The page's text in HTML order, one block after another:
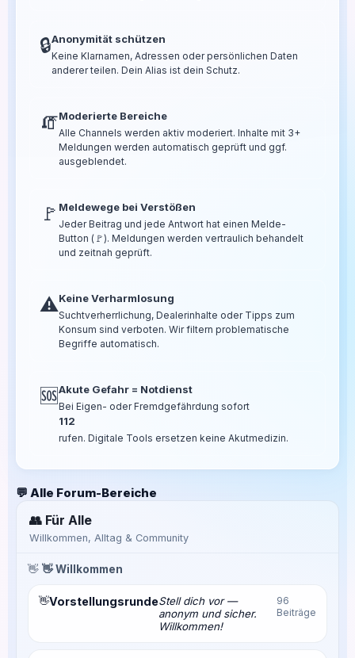
🔒Anonymität schützen
Keine Klarnamen, Adressen oder persönlichen Daten
anderer teilen. Dein Alias ist dein Schutz.
🧯Moderierte Bereiche
Alle Channels werden aktiv moderiert. Inhalte mit 3+
Meldungen werden automatisch geprüft und ggf.
ausgeblendet.
🚩 Meldewege bei Verstößen
Jeder Beitrag und jede Antwort hat einen Melde-
Button (🚩). Meldungen werden vertraulich behandelt
und zeitnah geprüft.
⚠️Keine Verharmlosung
Suchtverherrlichung, Dealerinhalte oder Tipps zum
Konsum sind verboten. Wir filtern problematische
Begriffe automatisch.
🆘Akute Gefahr = Notdienst
Bei Eigen- oder Fremdgefährdung sofort
112
rufen. Digitale Tools ersetzen keine Akutmedizin.
💬 Alle Forum-Bereiche
👥 Für Alle
Willkommen, Alltag & Community
👋 👋 Willkommen
👋VorstellungsrundeStell dich vor —
anonym und sicher.
Willkommen!
96
Beiträge